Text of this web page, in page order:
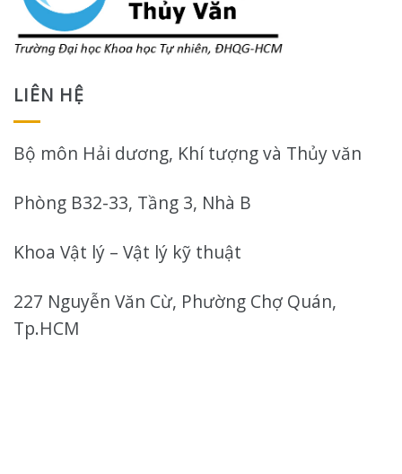
LIÊN HỆ
Bộ môn Hải dương, Khí tượng và Thủy văn
Phòng B32-33, Tầng 3, Nhà B
Khoa Vật lý – Vật lý kỹ thuật
227 Nguyễn Văn Cừ, Phường Chợ Quán,
Tp.HCM